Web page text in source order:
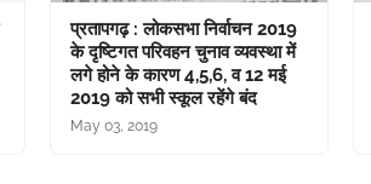
प्रतापगढ़ : लोकसभा निर्वाचन 2019
के दृष्टिगत परिवहन चुनाव व्यवस्था में
लगे होने के कारण 4,5,6, व 12 मई
2019 को सभी स्कूल रहेंगे बंद
May 03, 2019